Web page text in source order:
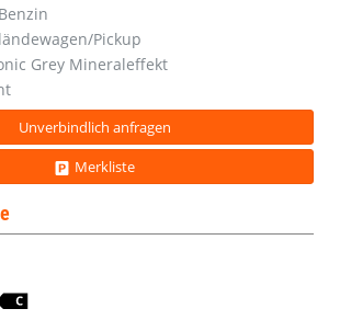
Pickup
Grey Mineraleffekt
Unverbindlich anfragen
Merkliste